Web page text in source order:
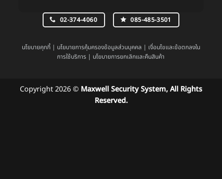
02-374-4060 085-485-3501
นโยบายคุกกี้| นโยบายการคุ้มครองข้อมูลส่วนบุคคล | เงื่อนไขและข้อตกลงใน
การใช้บริการ | นโยบายการยกเลิกและคืนสินค้า
Copyright 2026 © Maxwell Security System, All Rights
Reserved.